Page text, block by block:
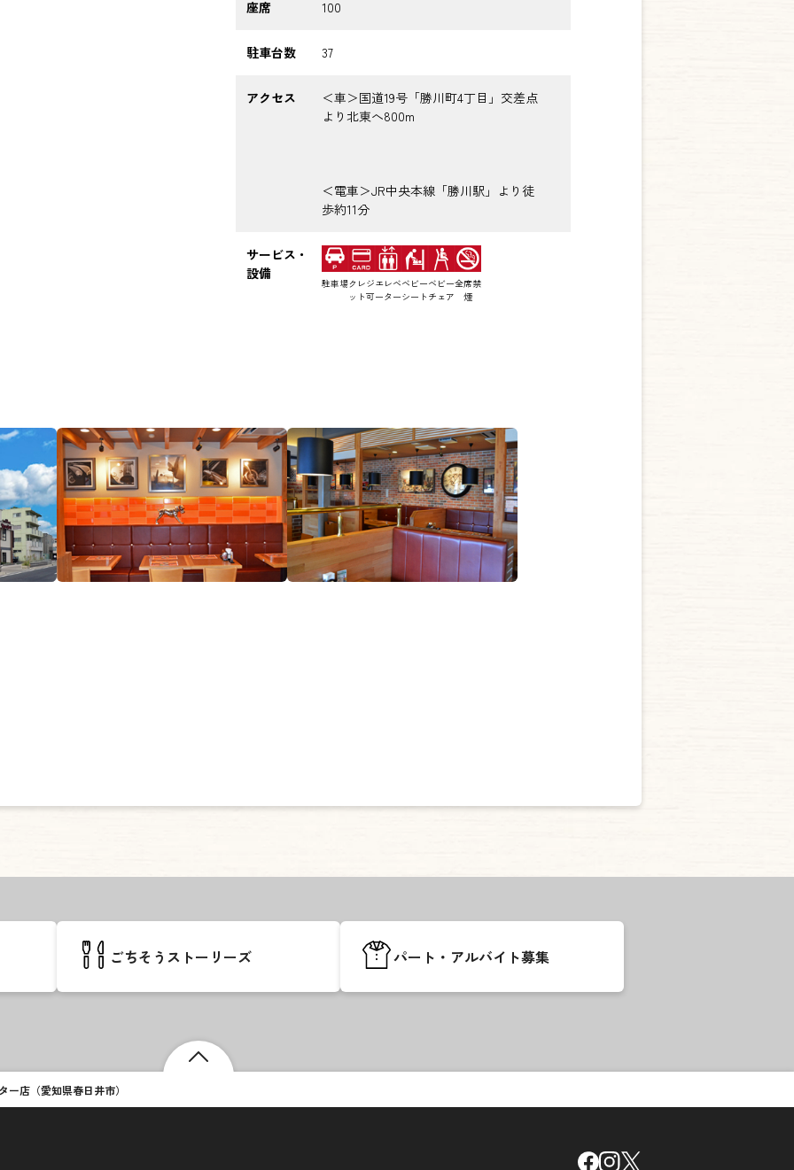
座席 100
駐車台数 37
アクセス
＜車＞国道19号「勝川町4丁目」交差点
より北東へ800m
＜電車＞JR中央本線「勝川駅」より徒
歩約11分
サービス・
設備
駐車場クレジ
ット可
エレベ
ーター
ベビー
シート
ベビー
チェア
全席禁
煙
ごちそうストーリーズ パート・アルバイト募集
ー店（愛知県春日井市）